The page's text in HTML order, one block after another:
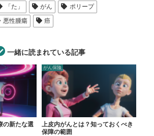
「た」 がん
ポリープ
悪性腫瘍 癌
一緒に読まれている記事
の新たな選
がん保険
上皮内がんとは？知っておくべき
保障の範囲